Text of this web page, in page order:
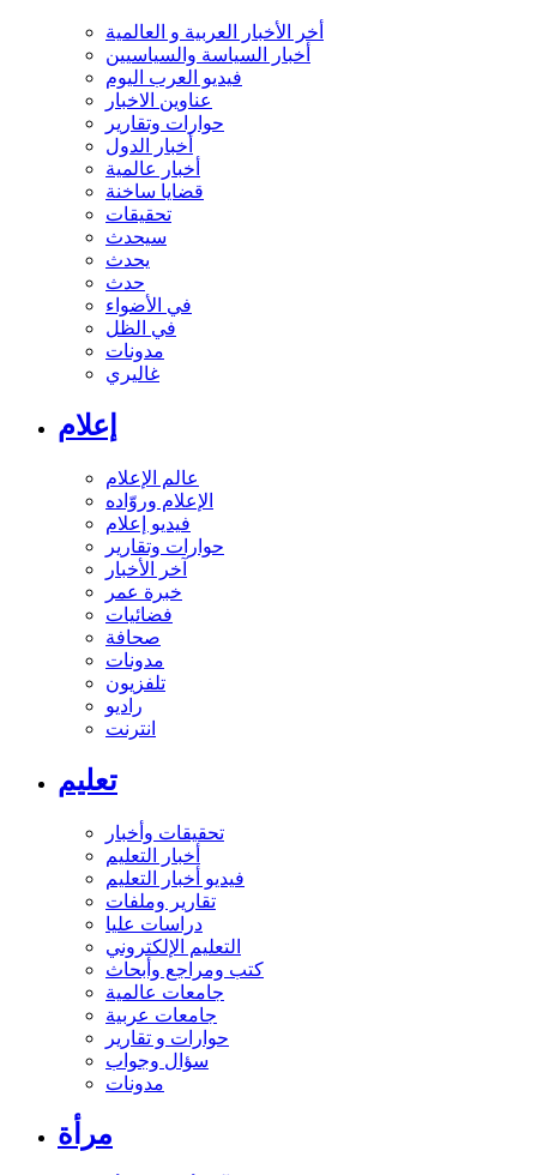
أخر الأخبار العربية و العالمية
أخبار السياسة والسياسيين
فيديو العرب اليوم
عناوين الاخبار
حوارات وتقارير
أخبار الدول
أخبار عالمية
قضايا ساخنة
تحقيقات
سيحدث
يحدث
حدث
في الأضواء
في الظل
مدونات
غاليري
إعلام
عالم الإعلام
الإعلام وروّاده
فيديو إعلام
حوارات وتقارير
آخر الأخبار
خبرة عمر
فضائيات
صحافة
مدونات
تلفزيون
راديو
انترنت
تعليم
تحقيقات وأخبار
أخبار التعليم
فيديو أخبار التعليم
تقارير وملفات
دراسات عليا
التعليم الإلكتروني
كتب ومراجع وأبحاث
جامعات عالمية
جامعات عربية
حوارات و تقارير
سؤال وجواب
مدونات
مرأة